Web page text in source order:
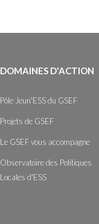
DOMAINES D'ACTION
Pôle Jeun'ESS du GSEF
Projets de GSEF
Le GSEF vous accompagne
Observatoire des Politiques
Locales d'ESS